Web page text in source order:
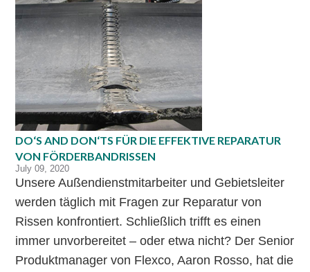
DO‘S AND DON‘TS FÜR DIE EFFEKTIVE REPARATUR
VON FÖRDERBANDRISSEN
July 09, 2020
Unsere Außendienstmitarbeiter und Gebietsleiter
werden täglich mit Fragen zur Reparatur von
Rissen konfrontiert. Schließlich trifft es einen
immer unvorbereitet – oder etwa nicht? Der Senior
Produktmanager von Flexco, Aaron Rosso, hat die